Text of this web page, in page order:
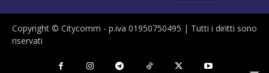
Copyright © Citycomm - p.iva 01950750495 | Tutti i diritti sono
riservati